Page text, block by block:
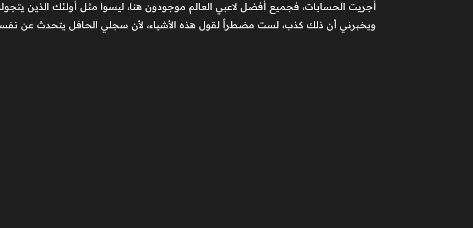
أجريت الحسابات، فجميع أفضل لاعبي العالم موجودون هنا، ليسوا مثل أولئك الذين
ويخبرني أن ذلك كذب، لست مضطراً لقول هذه الأشياء، لأن سجلي الحافل يتحدث عن